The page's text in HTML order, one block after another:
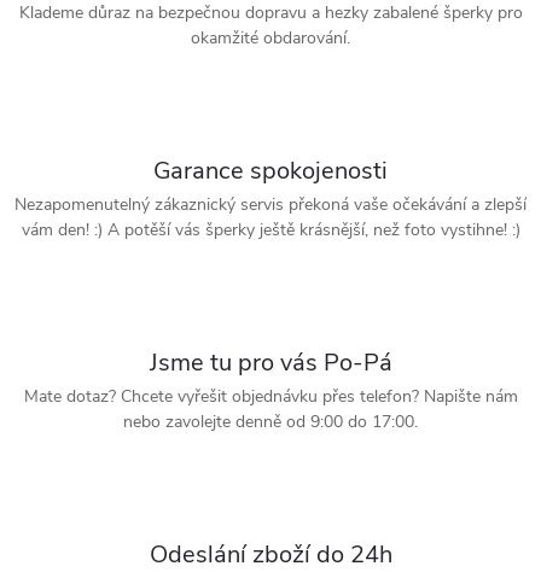
Klademe důraz na bezpečnou dopravu a hezky zabalené šperky pro
okamžité obdarování.
Garance spokojenosti
Nezapomenutelný zákaznický servis překoná vaše očekávání a zlepší
vám den! :) A potěší vás šperky ještě krásnější, než foto vystihne! :)
Jsme tu pro vás Po-Pá
Mate dotaz? Chcete vyřešit objednávku přes telefon? Napište nám
nebo zavolejte denně od 9:00 do 17:00.
Odeslání zboží do 24h